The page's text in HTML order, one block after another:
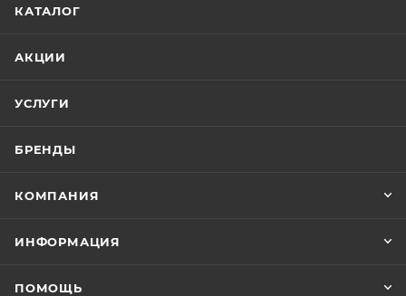
КАТАЛОГ
АКЦИИ
УСЛУГИ
БРЕНДЫ
КОМПАНИЯ
ИНФОРМАЦИЯ
ПОМОЩЬ